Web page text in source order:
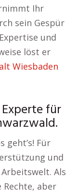
Ihr
sein Gespür
und
löst er
Wiesbaden
für
geht’s! Für
und
Als
aber